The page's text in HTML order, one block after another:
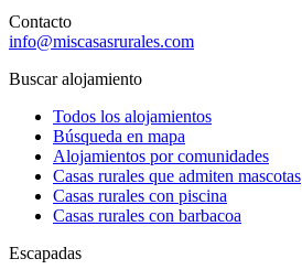
Contacto
info@miscasasrurales.com
Buscar alojamiento
Todos los alojamientos
Búsqueda en mapa
Alojamientos por comunidades
Casas rurales que admiten mascotas
Casas rurales con piscina
Casas rurales con barbacoa
Escapadas